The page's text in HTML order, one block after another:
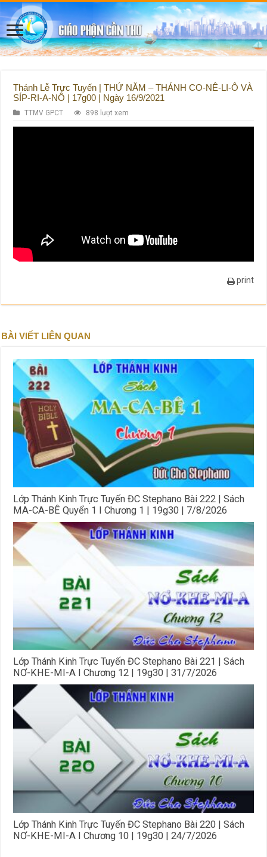
Thánh Lễ Trực Tuyến | THỨ NĂM – THÁNH CO-NÊ-LI-Ô VÀ
SÍP-RI-A-NÔ | 17g00 | Ngày 16/9/2021
TTMV GPCT 898 lượt xem
print
BÀI VIẾT LIÊN QUAN
Lớp Thánh Kinh Trực Tuyến ĐC Stephano Bài 222 | Sách
MA-CA-BÊ Quyển 1 I Chương 1 | 19g30 | 7/8/2026
Lớp Thánh Kinh Trực Tuyến ĐC Stephano Bài 221 | Sách
NƠ-KHE-MI-A I Chương 12 | 19g30 | 31/7/2026
Lớp Thánh Kinh Trực Tuyến ĐC Stephano Bài 220 | Sách
NƠ-KHE-MI-A I Chương 10 | 19g30 | 24/7/2026